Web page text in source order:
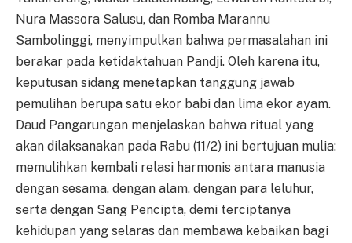
Nura Massora Salusu, dan Romba Marannu
Sambolinggi, menyimpulkan bahwa permasalahan ini
berakar pada ketidaktahuan Pandji. Oleh karena itu,
keputusan sidang menetapkan tanggung jawab
pemulihan berupa satu ekor babi dan lima ekor ayam.
Daud Pangarungan menjelaskan bahwa ritual yang
akan dilaksanakan pada Rabu (11/2) ini bertujuan mulia:
memulihkan kembali relasi harmonis antara manusia
dengan sesama, dengan alam, dengan para leluhur,
serta dengan Sang Pencipta, demi terciptanya
kehidupan yang selaras dan membawa kebaikan bagi